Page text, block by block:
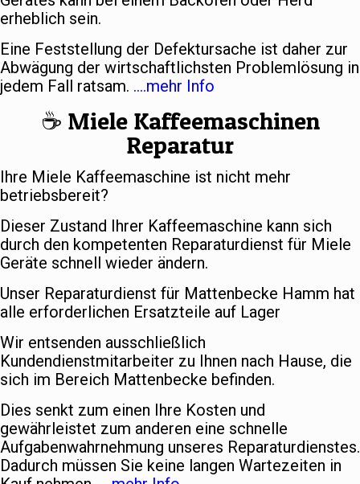
erheblich sein.
Eine Feststellung der Defektursache ist daher zur
Abwägung der wirtschaftlichsten Problemlösung in
jedem Fall ratsam. ….mehr Info
☕️ Miele Kaffeemaschinen
Reparatur
Ihre Miele Kaffeemaschine ist nicht mehr
betriebsbereit?
Dieser Zustand Ihrer Kaffeemaschine kann sich
durch den kompetenten Reparaturdienst für Miele
Geräte schnell wieder ändern.
Unser Reparaturdienst für Mattenbecke Hamm hat
alle erforderlichen Ersatzteile auf Lager
Wir entsenden ausschließlich
Kundendienstmitarbeiter zu Ihnen nach Hause, die
sich im Bereich Mattenbecke befinden.
Dies senkt zum einen Ihre Kosten und
gewährleistet zum anderen eine schnelle
Aufgabenwahrnehmung unseres Reparaturdienstes.
Dadurch müssen Sie keine langen Wartezeiten in